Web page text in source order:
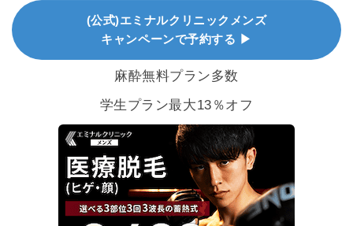
(公式)エミナルクリニックメンズ
キャンペーンで予約する ▶
麻酔無料プラン多数
学生プラン最大13％オフ